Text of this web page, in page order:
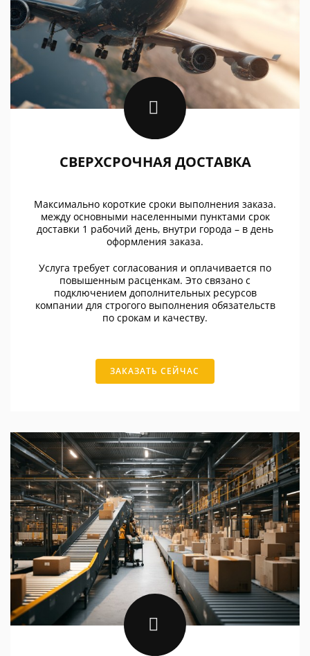
СВЕРХСРОЧНАЯ ДОСТАВКА
Максимально короткие сроки выполнения заказа.
между основными населенными пунктами срок
доставки 1 рабочий день, внутри города – в день
оформления заказа.
Услуга требует согласования и оплачивается по
повышенным расценкам. Это связано с
подключением дополнительных ресурсов
компании для строгого выполнения обязательств
по срокам и качеству.
ЗАКАЗАТЬ СЕЙЧАС